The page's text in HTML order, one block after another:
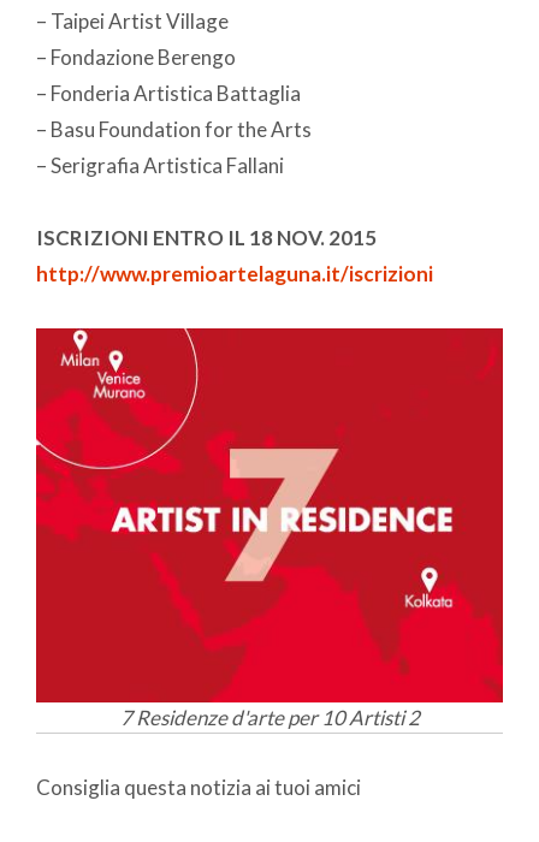
– Taipei Artist Village
– Fondazione Berengo
– Fonderia Artistica Battaglia
– Basu Foundation for the Arts
– Serigrafia Artistica Fallani
ISCRIZIONI ENTRO IL 18 NOV. 2015
http://www.premioartelaguna.it/iscrizioni
7 Residenze d'arte per 10 Artisti 2
Consiglia questa notizia ai tuoi amici